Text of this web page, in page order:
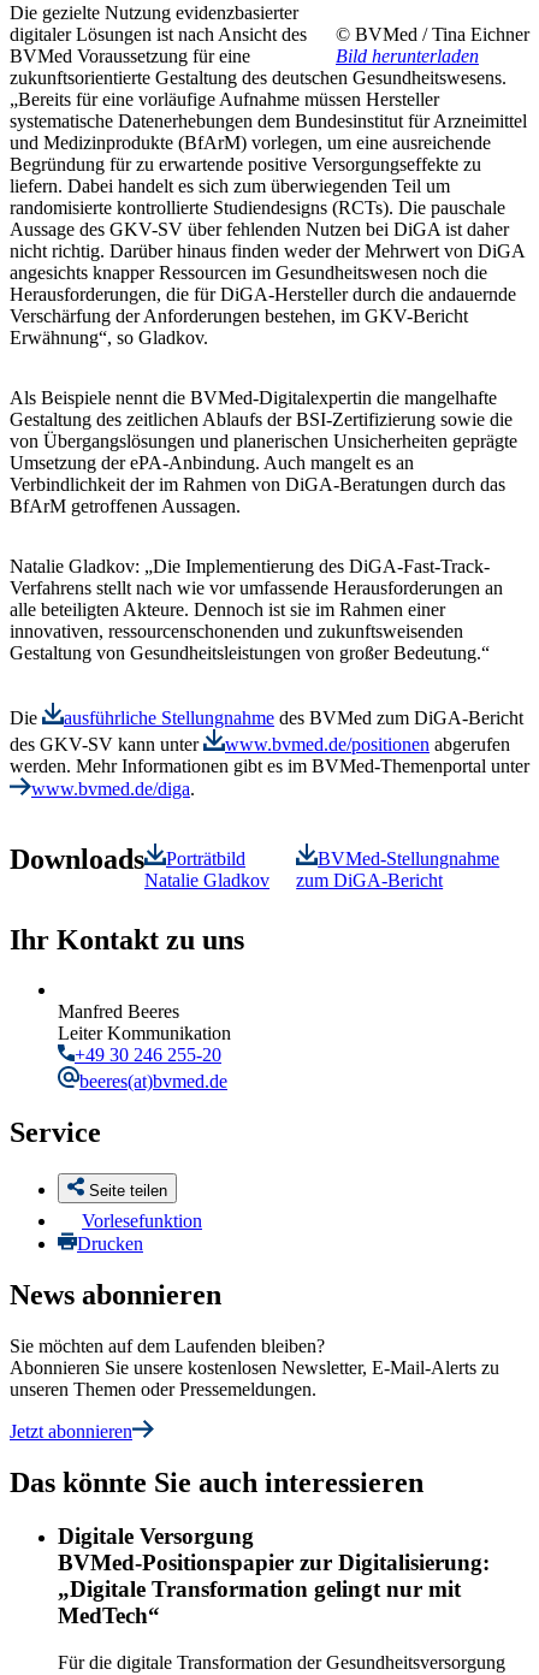
© BVMed / Tina Eichner
Bild herunterladen
Die gezielte Nutzung evidenzbasierter
digitaler Lösungen ist nach Ansicht des
BVMed Voraussetzung für eine
zukunftsorientierte Gestaltung des deutschen Gesundheitswesens.
„Bereits für eine vorläufige Aufnahme müssen Hersteller
systematische Datenerhebungen dem Bundesinstitut für Arzneimittel
und Medizinprodukte (BfArM) vorlegen, um eine ausreichende
Begründung für zu erwartende positive Versorgungseffekte zu
liefern. Dabei handelt es sich zum überwiegenden Teil um
randomisierte kontrollierte Studiendesigns (RCTs). Die pauschale
Aussage des GKV-SV über fehlenden Nutzen bei DiGA ist daher
nicht richtig. Darüber hinaus finden weder der Mehrwert von DiGA
angesichts knapper Ressourcen im Gesundheitswesen noch die
Herausforderungen, die für DiGA-Hersteller durch die andauernde
Verschärfung der Anforderungen bestehen, im GKV-Bericht
Erwähnung“, so Gladkov.
Als Beispiele nennt die BVMed-Digitalexpertin die mangelhafte
Gestaltung des zeitlichen Ablaufs der BSI-Zertifizierung sowie die
von Übergangslösungen und planerischen Unsicherheiten geprägte
Umsetzung der ePA-Anbindung. Auch mangelt es an
Verbindlichkeit der im Rahmen von DiGA-Beratungen durch das
BfArM getroffenen Aussagen.
Natalie Gladkov: „Die Implementierung des DiGA-Fast-Track-
Verfahrens stellt nach wie vor umfassende Herausforderungen an
alle beteiligten Akteure. Dennoch ist sie im Rahmen einer
innovativen, ressourcenschonenden und zukunftsweisenden
Gestaltung von Gesundheitsleistungen von großer Bedeutung.“
Die ausführliche Stellungnahme des BVMed zum DiGA-Bericht
des GKV-SV kann unter
www.bvmed.de/positionen abgerufen
werden. Mehr Informationen gibt es im BVMed-Themenportal unter
www.bvmed.de/diga.
Downloads
Porträtbild
Natalie Gladkov
BVMed-Stellungnahme
zum DiGA-Bericht
Ihr Kontakt zu uns
Manfred Beeres
Leiter Kommunikation
+49 30 246 255-20
beeres(at)bvmed.de
Service
Seite teilen
Vorlesefunktion
Drucken
News abonnieren
Sie möchten auf dem Laufenden bleiben?
Abonnieren Sie unsere kostenlosen Newsletter, E-Mail-Alerts zu
unseren Themen oder Pressemeldungen.
Jetzt abonnieren
Das könnte Sie auch interessieren
Digitale Versorgung
BVMed-Positionspapier zur Digitalisierung:
„Digitale Transformation gelingt nur mit
MedTech“
Für die digitale Transformation der Gesundheitsversorgung